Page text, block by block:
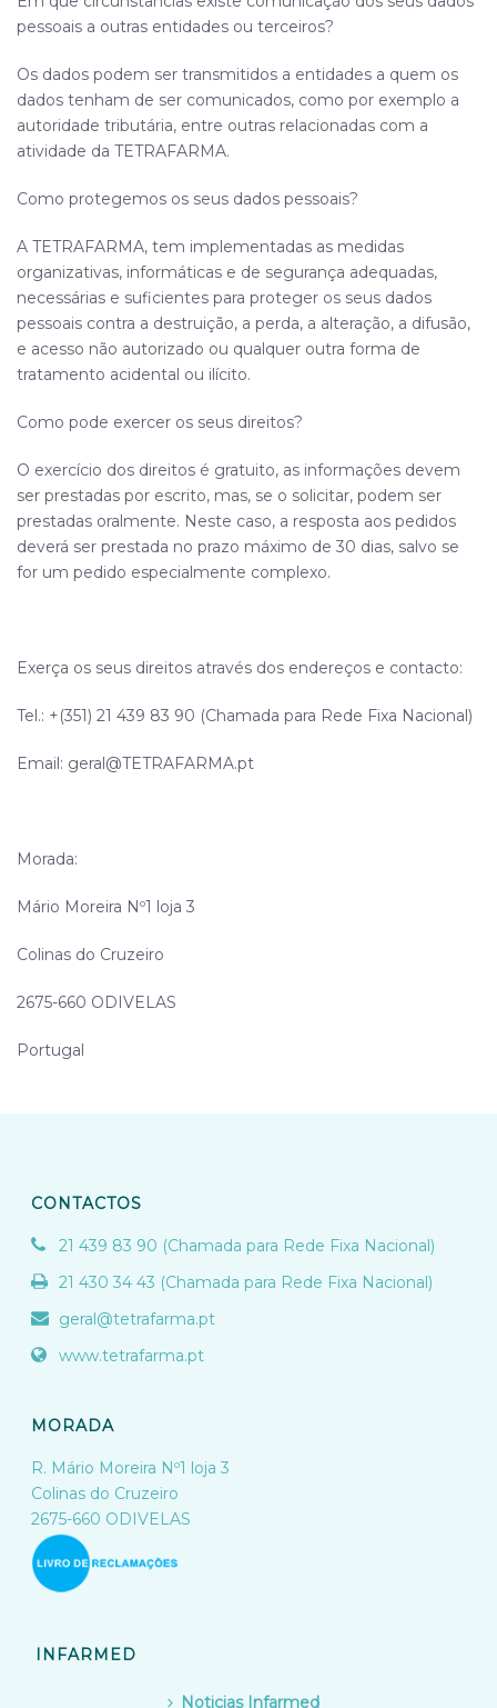
pessoais a outras entidades ou terceiros?
Os dados podem ser transmitidos a entidades a quem os
dados tenham de ser comunicados, como por exemplo a
autoridade tributária, entre outras relacionadas com a
atividade da TETRAFARMA.
Como protegemos os seus dados pessoais?
A TETRAFARMA, tem implementadas as medidas
organizativas, informáticas e de segurança adequadas,
necessárias e suficientes para proteger os seus dados
pessoais contra a destruição, a perda, a alteração, a difusão,
e acesso não autorizado ou qualquer outra forma de
tratamento acidental ou ilícito.
Como pode exercer os seus direitos?
O exercício dos direitos é gratuito, as informações devem
ser prestadas por escrito, mas, se o solicitar, podem ser
prestadas oralmente. Neste caso, a resposta aos pedidos
deverá ser prestada no prazo máximo de 30 dias, salvo se
for um pedido especialmente complexo.
Exerça os seus direitos através dos endereços e contacto:
Tel.: +(351) 21 439 83 90 (Chamada para Rede Fixa Nacional)
Email: geral@TETRAFARMA.pt
Morada:
Mário Moreira Nº1 loja 3
Colinas do Cruzeiro
2675-660 ODIVELAS
Portugal
CONTACTOS
21 439 83 90 (Chamada para Rede Fixa Nacional)
21 430 34 43 (Chamada para Rede Fixa Nacional)
geral@tetrafarma.pt
www.tetrafarma.pt
MORADA
R. Mário Moreira Nº1 loja 3
Colinas do Cruzeiro
2675-660 ODIVELAS
INFARMED
Noticias Infarmed